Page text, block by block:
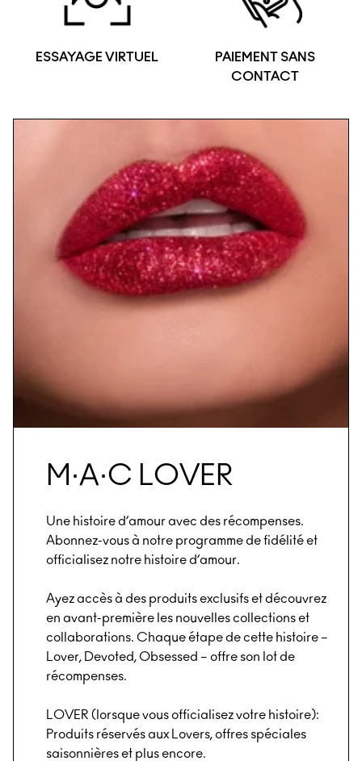
ESSAYAGE VIRTUEL
PAIEMENT SANS
CONTACT
M∙A∙C LOVER
Une histoire d’amour avec des récompenses.
Abonnez-vous à notre programme de fidélité et
officialisez notre histoire d’amour.
Ayez accès à des produits exclusifs et découvrez
en avant-première les nouvelles collections et
collaborations. Chaque étape de cette histoire –
Lover, Devoted, Obsessed – offre son lot de
récompenses.
LOVER (lorsque vous officialisez votre histoire):
Produits réservés aux Lovers, offres spéciales
saisonnières et plus encore.